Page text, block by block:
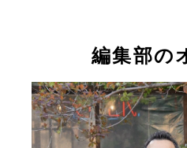
子役時代の梅津さ
走一番星』のオフシ
編集部の